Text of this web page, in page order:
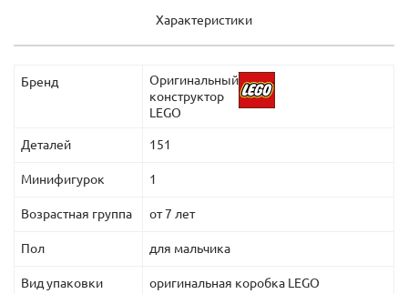
Характеристики
Бренд
Оригинальный
конструктор
LEGO
Деталей 151
Минифигурок 1
Возрастная группа от 7 лет
Пол для мальчика
Вид упаковки оригинальная коробка LEGO